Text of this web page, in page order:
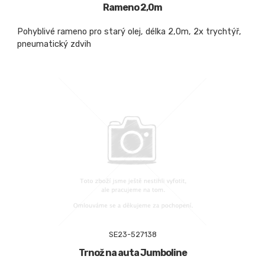
Rameno 2,0m
Pohyblivé rameno pro starý olej, délka 2,0m, 2x trychtýř,
pneumatický zdvih
SE23-527138
Trnož na auta Jumboline